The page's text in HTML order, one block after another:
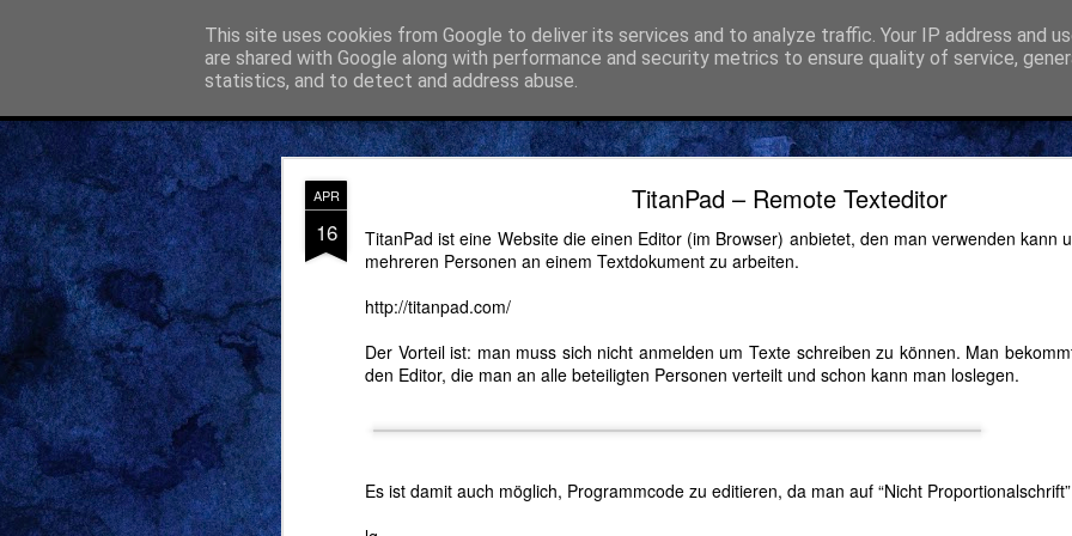
APR
16
TitanPad – Remote Texteditor
TitanPad ist eine Website die einen Editor (im Browser) anbietet, den man verwenden kann
mehreren Personen an einem Textdokument zu arbeiten.
http://titanpad.com/
Der Vorteil ist: man muss sich nicht anmelden um Texte schreiben zu können. Man
den Editor, die man an alle beteiligten Personen verteilt und schon kann man loslegen.
Es ist damit auch möglich, Programmcode zu editieren, da man auf “Nicht
This site uses cookies from Google to deliver its services and to analyze traffic. Your IP address and
are shared with Google along with performance and security metrics to ensure quality of service,
statistics, and to detect and address abuse.
Gerolds Gedankenspeicher Technik Python Linux Elektronik
FEB
28
Mein kostenloses Zeiterfassungsprogramm ist jetzt
Activity Time Recording
kostenloseZeiterfassung, die im Browser, auf Smartphones, Windows,
Linux, usw. läuft.
Activity Time Recordingkann ab jetzt verwendet werden. Bitte testen
Gepostet vor 28th February 2022vonGerold Penz